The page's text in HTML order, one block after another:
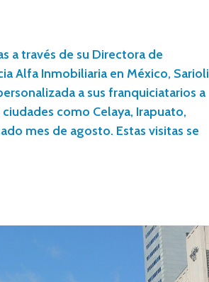
a través de su Directora de
Alfa Inmobiliaria en México, Sarioli
a sus franquiciatarios a
como Celaya, Irapuato,
mes de agosto. Estas visitas se